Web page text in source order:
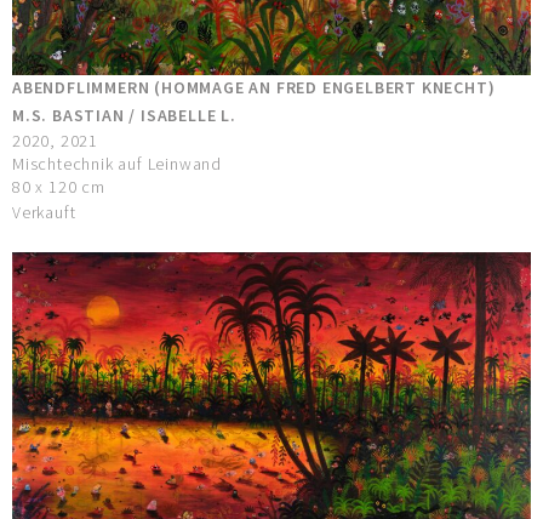
ABENDFLIMMERN (HOMMAGE AN FRED ENGELBERT KNECHT)
M.S. BASTIAN / ISABELLE L.
2020, 2021
Mischtechnik auf Leinwand
80 x 120 cm
Verkauft